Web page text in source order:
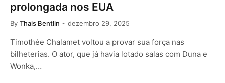
prolongada nos EUA
By Thais Bentlin dezembro 29, 2025
Timothée Chalamet voltou a provar sua força nas
bilheterias. O ator, que já havia lotado salas com Duna e
Wonka,…